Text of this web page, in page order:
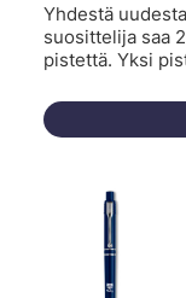
Yhdestä
suosittelija saa
pistettä. Yksi